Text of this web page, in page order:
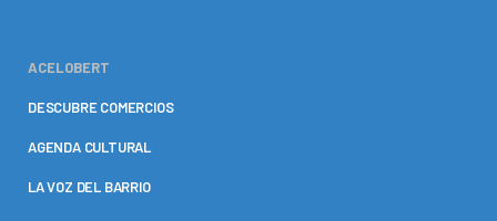
ACELOBERT
DESCUBRE COMERCIOS
AGENDA CULTURAL
LA VOZ DEL BARRIO